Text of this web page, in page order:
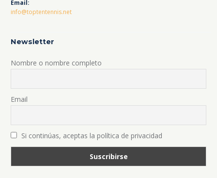
Email:
info@toptentennis.net
Newsletter
Nombre o nombre completo
Email
Si continúas, aceptas la política de privacidad